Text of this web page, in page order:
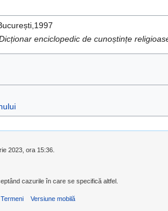
enciclopedic de cunoștințe
2023, ora 15:36.
cazurile în care se specifică altfel.
Termeni Versiune mobilă